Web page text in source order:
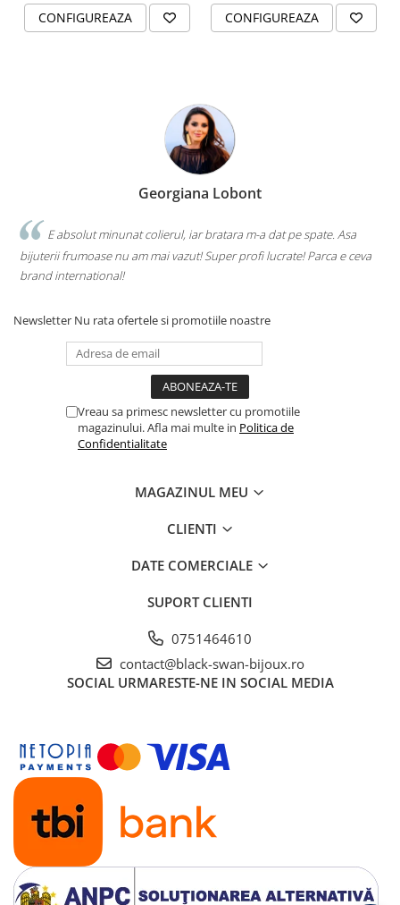
CONFIGUREAZA CONFIGUREAZA
Georgiana Lobont
E absolut minunat colierul, iar bratara m-a dat pe spate. Asa
bijuterii frumoase nu am mai vazut! Super profi lucrate! Parca e ceva
brand international!
Newsletter Nu rata ofertele si promotiile noastre
Vreau sa primesc newsletter cu promotiile
magazinului. Afla mai multe in Politica de
Confidentialitate
MAGAZINUL MEU
CLIENTI
DATE COMERCIALE
SUPORT CLIENTI
0751464610
contact@black-swan-bijoux.ro
SOCIAL URMARESTE-NE IN SOCIAL MEDIA